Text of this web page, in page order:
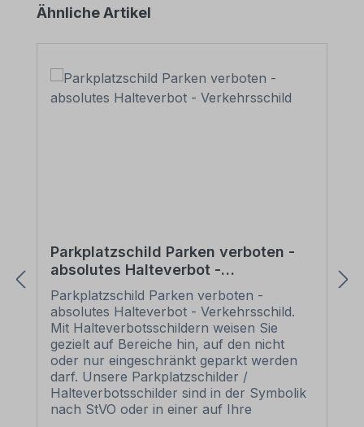
Produktgalerie überspringen
Ähnliche Artikel
Parkplatzschild Parken verboten -
absolutes Halteverbot -
Verkehrsschild
Parkplatzschild Parken verboten -
absolutes Halteverbot - Verkehrsschild.
Mit Halteverbotsschildern weisen Sie
gezielt auf Bereiche hin, auf den nicht
oder nur eingeschränkt geparkt werden
darf. Unsere Parkplatzschilder /
Halteverbotsschilder sind in der Symbolik
nach StVO oder in einer auf Ihre